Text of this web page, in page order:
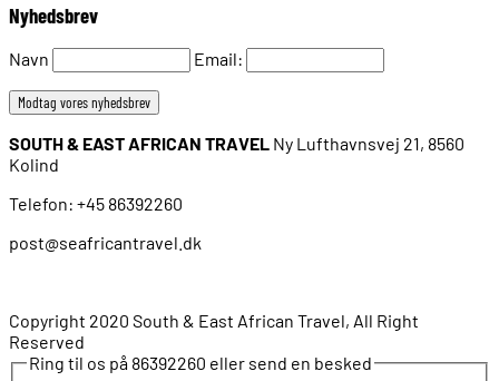
Nyhedsbrev
Navn Email:
SOUTH & EAST AFRICAN TRAVEL Ny Lufthavnsvej 21, 8560
Kolind
Telefon: +45 86392260
post@seafricantravel.dk
Copyright 2020 South & East African Travel, All Right
Reserved
Ring til os på 86392260 eller send en besked